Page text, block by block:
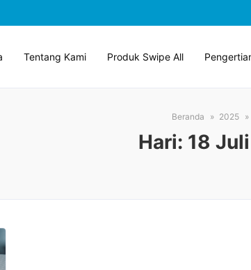
Tentang Kami Produk Swipe All
Beranda 2025
Hari: 18